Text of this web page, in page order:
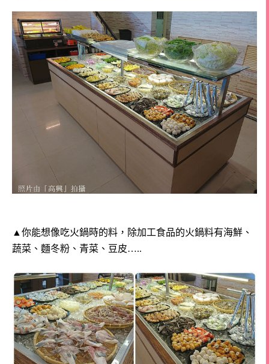
▲ 你能想像吃火鍋時的料，除加工食品的火鍋料有海鮮、
蔬菜、麵冬粉、青菜、豆皮…..